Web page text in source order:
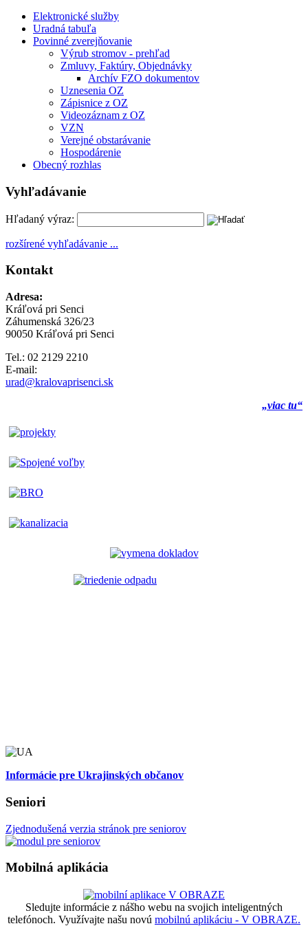
Elektronické služby
Uradná tabuľa
Povinné zverejňovanie
Výrub stromov - prehľad
Zmluvy, Faktúry, Objednávky
Archív FZO dokumentov
Uznesenia OZ
Zápisnice z OZ
Videozáznam z OZ
VZN
Verejné obstarávanie
Hospodárenie
Obecný rozhlas
Vyhľadávanie
Hľadaný výraz:
rozšírené vyhľadávanie ...
Kontakt
Adresa:
Kráľová pri Senci
Záhumenská 326/23
90050 Kráľová pri Senci
Tel.: 02 2129 2210
E-mail:
urad@kralovaprisenci.sk
„viac tu“
Informácie pre Ukrajinských občanov
Seniori
Zjednodušená verzia stránok pre seniorov
Mobilná aplikácia
Sledujte informácie z nášho webu na svojich inteligentných
telefónoch. Využívajte našu novú mobilnú aplikáciu - V OBRAZE.